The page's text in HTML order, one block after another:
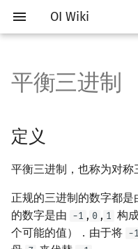
OI Wiki
入
始
搜
索
Getting Started
关于本项目
如何参与
OI Wiki 不是什么
格式手册
比赛相关简介
赛事
题型
学习路线
学习资源
工具软件简介
代码编辑工具
评测工具
命令行
命令行编译与调试
语言基础简介
C++ 基础
C++ 标准库
C++ 进阶
C++ 与其他常用语言的区别
算法基础简介
复杂度
枚举
模拟
递归 & 分治
搜索部分简介
DFS（搜索）
BFS（搜索）
双向搜索
启发式搜索
动态规划部分简介
动态规划基础
记忆化搜索
背包 DP
区间 DP
字符串部分简介
字符串基础
标准库
字符串匹配
字符串哈希
定义
解释
过程
应用一
应用二
数论基础
模算术简介
素数
最大公约数
欧拉函数
多项式与生成函数简介
代数基本定理
快速傅里叶变换
快速数论变换
快速沃尔什变换
排列组合
抽屉原理
容斥原理
斐波那契数列
错位排列
线性代数简介
向量
内积和外积
矩阵
初等变换
线性规划基础
单纯形法
基本概念
群论
环论
域论
Schreier–Sims 算法
基本概念
条件概率与独立性
随机变量
随机变量的数字特征
概率不等式
博弈论简介
公平组合游戏
零和游戏
非公平组合游戏
插值
数值积分
高斯消元
牛顿迭代法
数据结构部分简介
栈
队列
链表
哈希表
图论部分简介
图论相关概念
图的存储
DFS（图论）
BFS（图论）
计算几何部分简介
二维计算几何基础
三维计算几何基础
距离
Pick 定理
杂项简介
离散化
双指针
离线算法
分数规划
RMQ
并查集应用
括号序列
线段树与离线询问
平衡三进制
定义
平衡三进制，也称为对称
正规的三进制的数字都是
的数字是由 -1 , 0 , 1 构
个可能的值）．由于将 -1